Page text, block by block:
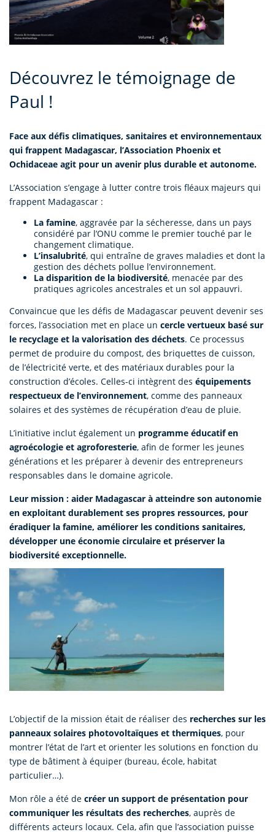
Découvrez le témoignage de
Paul !
Face aux défis climatiques, sanitaires et environnementaux
qui frappent Madagascar, l’Association Phoenix et
Ochidaceae agit pour un avenir plus durable et autonome.
L’Association s’engage à lutter contre trois fléaux majeurs qui
frappent Madagascar :
La famine, aggravée par la sécheresse, dans un pays
considéré par l’ONU comme le premier touché par le
changement climatique.
L’insalubrité, qui entraîne de graves maladies et dont la
gestion des déchets pollue l’environnement.
La disparition de la biodiversité, menacée par des
pratiques agricoles ancestrales et un sol appauvri.
Convaincue que les défis de Madagascar peuvent devenir ses
forces, l’association met en place un cercle vertueux basé sur
le recyclage et la valorisation des déchets. Ce processus
permet de produire du compost, des briquettes de cuisson,
de l’électricité verte, et des matériaux durables pour la
construction d’écoles. Celles-ci intègrent des équipements
respectueux de l’environnement, comme des panneaux
solaires et des systèmes de récupération d’eau de pluie.
L’initiative inclut également un programme éducatif en
agroécologie et agroforesterie, afin de former les jeunes
générations et les préparer à devenir des entrepreneurs
responsables dans le domaine agricole.
Leur mission : aider Madagascar à atteindre son autonomie
en exploitant durablement ses propres ressources, pour
éradiquer la famine, améliorer les conditions sanitaires,
développer une économie circulaire et préserver la
biodiversité exceptionnelle.
L’objectif de la mission était de réaliser des recherches sur les
panneaux solaires photovoltaïques et thermiques, pour
montrer l’état de l’art et orienter les solutions en fonction du
type de bâtiment à équiper (bureau, école, habitat
particulier…).
Mon rôle a été de créer un support de présentation pour
communiquer les résultats des recherches, auprès de
différents acteurs locaux. Cela, afin que l’association puisse